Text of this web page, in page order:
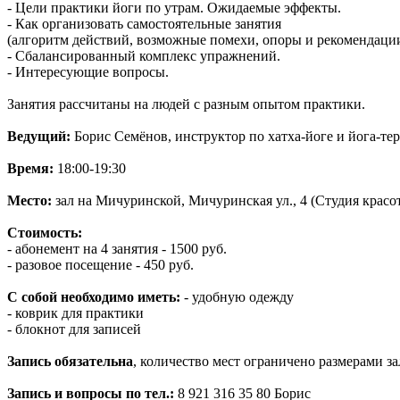
- Цели практики йоги по утрам. Ожидаемые эффекты.
- Как организовать самостоятельные занятия
(алгоритм действий, возможные помехи, опоры и
- Сбалансированный комплекс упражнений.
- Интересующие вопросы.
Занятия рассчитаны на людей с разным опытом практики.
Ведущий: Борис Семёнов, инструктор по хатха-йоге и йога-
Время: 18:00-19:30
Место: зал на Мичуринской, Мичуринская ул., 4 (Студия
Стоимость:
- абонемент на 4 занятия - 1500 руб.
- разовое посещение - 450 руб.
С собой необходимо иметь: - удобную одежду
- коврик для практики
- блокнот для записей
Запись обязательна, количество мест ограничено размерами
Запись и вопросы по тел.: 8 921 316 35 80 Борис